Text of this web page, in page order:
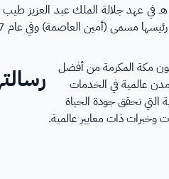
يعود تاريخ إنشاء أمانة العاصمة المقدسة إلى عام
عام 1397 هـ أضيفت كلمة (المقدسة) إلى التسميتين.
مكة المكرمة من أفضل
عالمية في الخدمات
التي تحقق جودة الحياة
وخبرات ذات معايير عالمية.